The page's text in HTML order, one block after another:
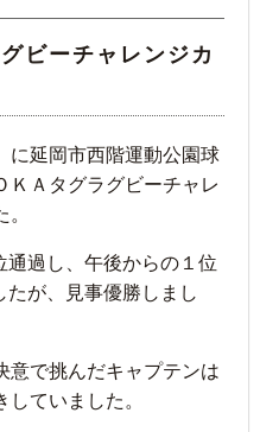
ビーチャレンジカ
に延岡市西階運動公園球
ＫＡタグラグビーチャレ
過し、午後からの１位
たが、見事優勝しまし
意で挑んだキャプテンは
ていました。